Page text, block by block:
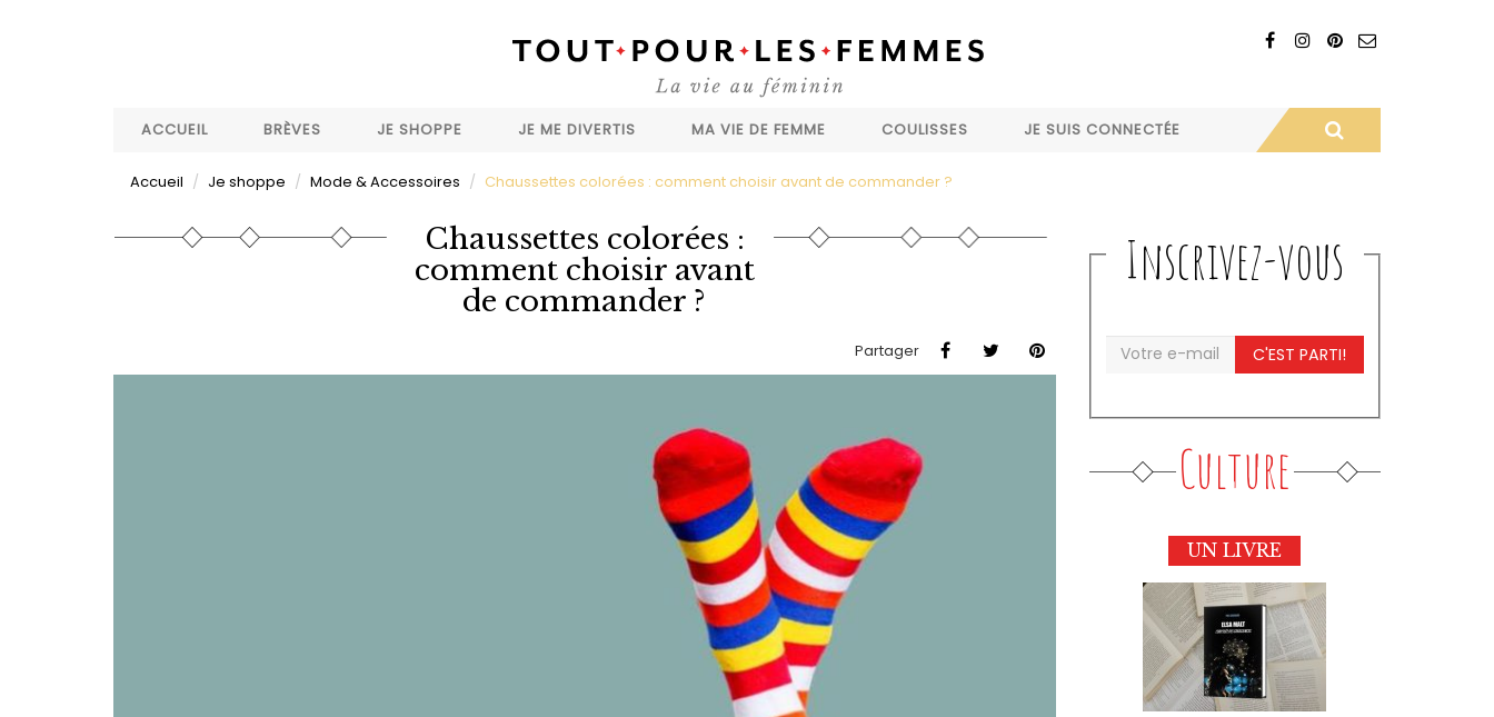
ACCUEIL
BRÈVES JE SHOPPE JE ME DIVERTIS MA VIE DE FEMME COULISSES JE SUIS CONNECTÉE
Accueil Je shoppe Mode & Accessoires Chaussettes colorées : comment choisir avant de commander ?
Chaussettes colorées :
comment choisir avant
de commander ?
Partager
Inscrivez-vous
C'EST PARTI!
Culture
UN LIVRE